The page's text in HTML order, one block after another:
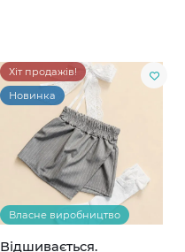
Хіт продажів!
Новинка
Власне виробництво
Відшивається.